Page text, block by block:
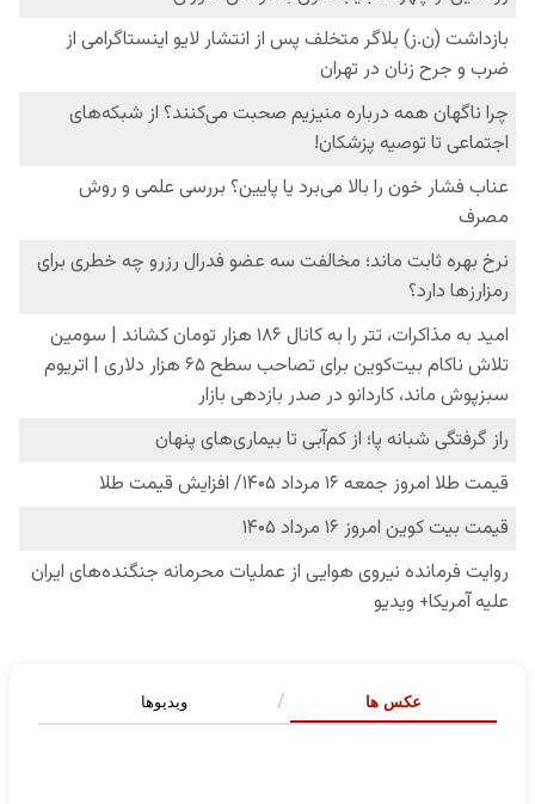
عکس ها ویدیوها